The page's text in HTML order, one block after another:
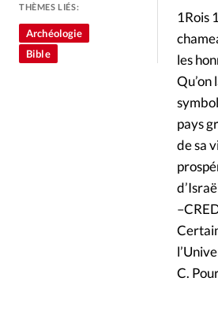
Publireportage
Société
Tour
THÈMES LIÉS:
Archéologie
Bible
1Rois
les
pays
de sa
C.